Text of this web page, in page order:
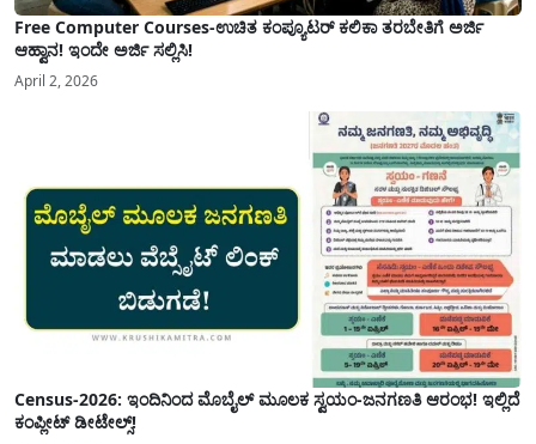
Free Computer Courses-ಉಚಿತ ಕಂಪ್ಯೂಟರ್ ಕಲಿಕಾ ತರಬೇತಿಗೆ ಅರ್ಜಿ
ಆಹ್ವಾನ! ಇಂದೇ ಅರ್ಜಿ ಸಲ್ಲಿಸಿ!
April 2, 2026
Census-2026: ಇಂದಿನಿಂದ ಮೊಬೈಲ್ ಮೂಲಕ ಸ್ವಯಂ-ಜನಗಣತಿ ಆರಂಭ! ಇಲ್ಲಿದೆ
ಕಂಪ್ಲೀಟ್ ಡೀಟೇಲ್ಸ್!